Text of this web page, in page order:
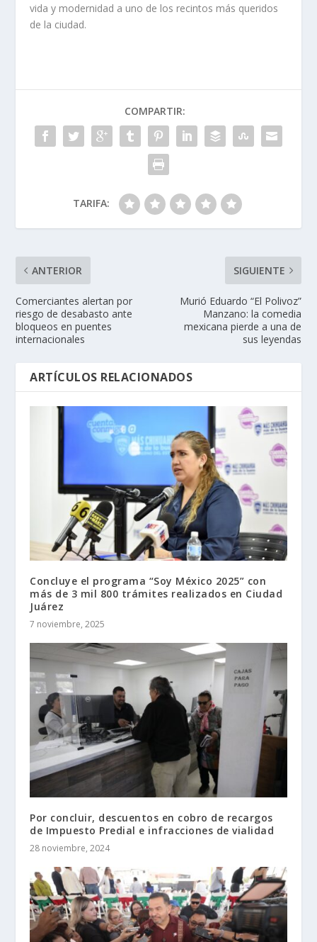
vida y modernidad a uno de los recintos más queridos
de la ciudad.
COMPARTIR:
TARIFA:
ANTERIOR
Comerciantes alertan por
riesgo de desabasto ante
bloqueos en puentes
internacionales
SIGUIENTE
Murió Eduardo “El Polivoz”
Manzano: la comedia
mexicana pierde a una de
sus leyendas
ARTÍCULOS RELACIONADOS
Concluye el programa “Soy México 2025” con
más de 3 mil 800 trámites realizados en Ciudad
Juárez
7 noviembre, 2025
Por concluir, descuentos en cobro de recargos
de Impuesto Predial e infracciones de vialidad
28 noviembre, 2024